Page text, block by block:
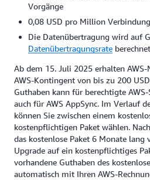
Vorgänge
0,08 USD pro Million
Die Datenübertragung wird auf
Datenübertragungsrate berechnet
Ab dem 15. Juli 2025 erhalten
AWS-Kontingent von bis zu 200
Guthaben kann für berechtigte
auch für AWS AppSync. Im Verlauf
können Sie zwischen einem
kostenpflichtigen Paket wählen.
das kostenlose Paket 6 Monate lang
Upgrade auf ein kostenpflichtiges
vorhandene Guthaben des
automatisch mit Ihren AWS-